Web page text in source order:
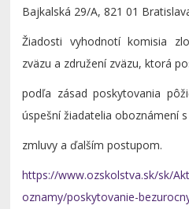
Bajkalská 29/A, 821 01
Žiadosti vyhodnotí komisia
zväzu a združení zväzu, ktorá
podľa zásad poskytovania
úspešní žiadatelia oboznámení
zmluvy a ďalším postupom.
https://www.ozskolstva.sk/sk/
oznamy/poskytovanie-